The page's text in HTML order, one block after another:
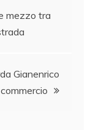
mezzo tra
Gianenrico